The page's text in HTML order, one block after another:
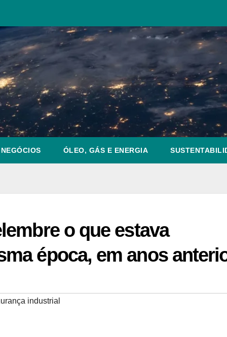
NEGÓCIOS ÓLEO, GÁS E ENERGIA
o que estava
época, em anos
industrial